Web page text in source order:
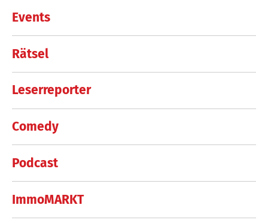
Events
Rätsel
Leserreporter
Comedy
Podcast
ImmoMARKT